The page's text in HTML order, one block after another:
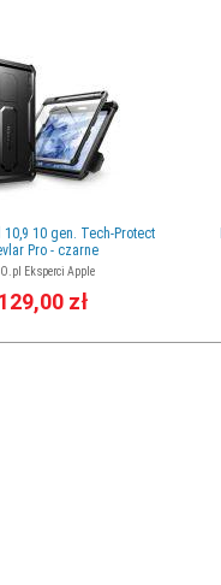
10,9 10 gen. Tech-Protect
Pro - czarne
Eksperci Apple
129,00 zł